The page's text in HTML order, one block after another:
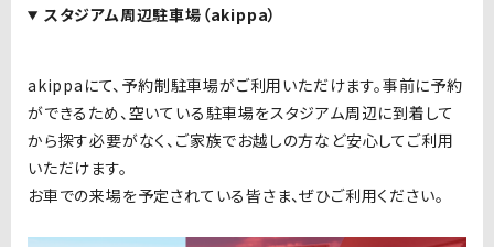
スタジアム周辺駐車場（akippa）
akippaにて、予約制駐車場がご利用いただけます。事前に予約
ができるため、空いている駐車場をスタジアム周辺に到着して
から探す必要がなく、ご家族でお越しの方など安心してご利用
いただけます。
お車での来場を予定されている皆さま、ぜひご利用ください。